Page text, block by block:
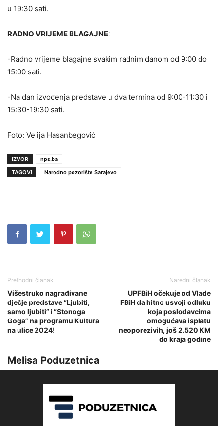
u 19:30 sati.
RADNO VRIJEME BLAGAJNE:
-Radno vrijeme blagajne svakim radnim danom od 9:00 do
15:00 sati.
-Na dan izvođenja predstave u dva termina od 9:00-11:30 i
15:30-19:30 sati.
Foto: Velija Hasanbegović
IZVOR
nps.ba
TAGOVI
Narodno pozorište Sarajevo
Prethodni članak
Višestruko nagrađivane
dječje predstave “Ljubiti,
samo ljubiti” i “Stonoga
Goga” na programu Kultura
na ulice 2024!
Naredni članak
UPFBiH očekuje od Vlade
FBiH da hitno usvoji odluku
koja poslodavcima
omogućava isplatu
neoporezivih, još 2.520 KM
do kraja godine
Melisa Poduzetnica